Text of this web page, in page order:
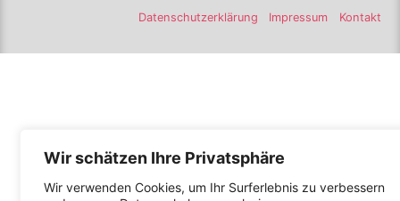
Wir schätzen Ihre Privatsphäre
Wir verwenden Cookies, um Ihr Surferlebnis zu verbessern
Datenschutzerklärung
Impressum Kontakt